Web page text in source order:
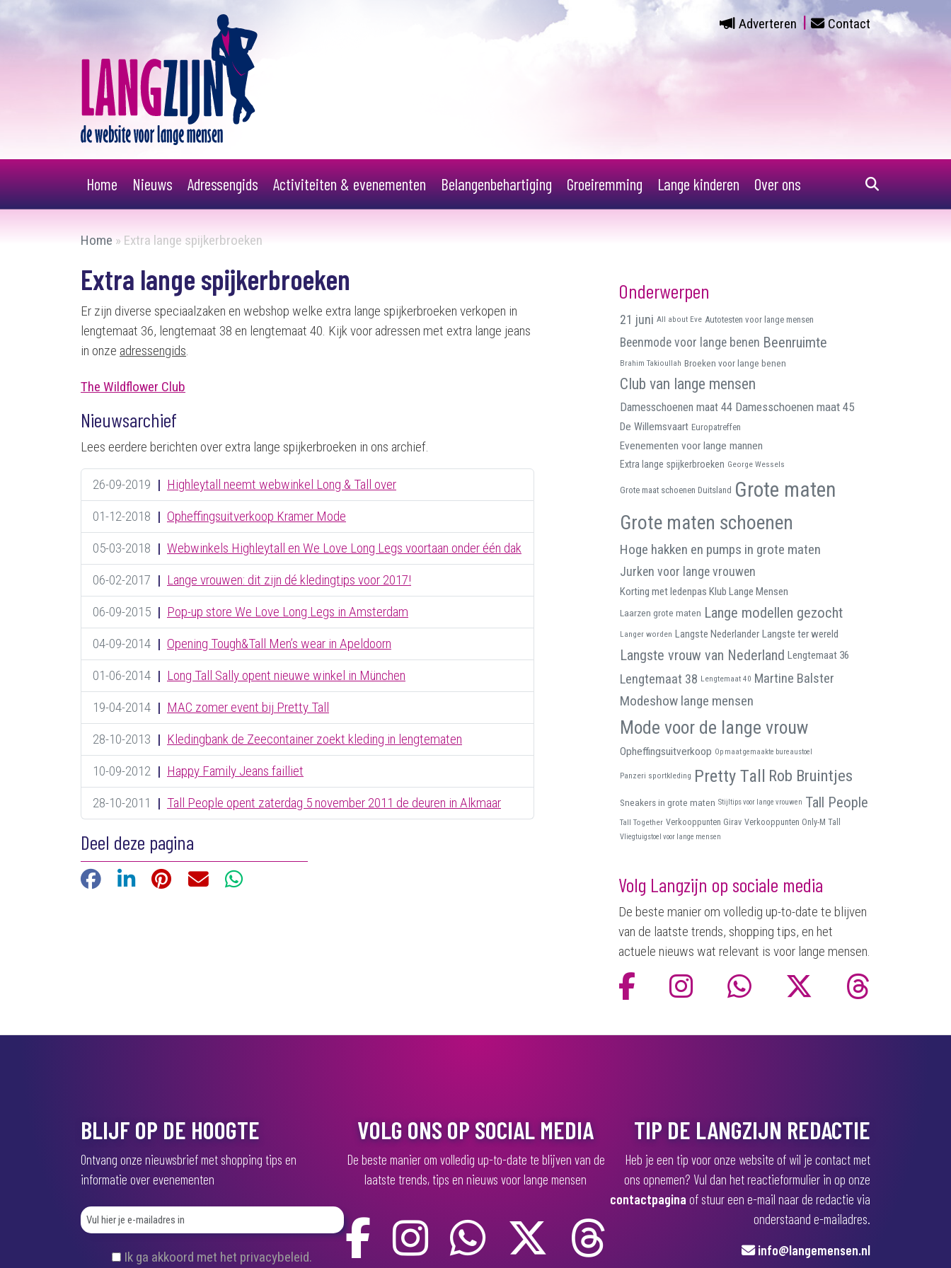
Adverteren Contact
Home Nieuws Adressengids Activiteiten & evenementen Belangenbehartiging Groeiremming Lange kinderen Over ons
Home » Extra lange spijkerbroeken
Extra lange spijkerbroeken
Er zijn diverse speciaalzaken en webshop welke extra lange spijkerbroeken verkopen in
lengtemaat 36, lengtemaat 38 en lengtemaat 40. Kijk voor adressen met extra lange jeans
in onze adressengids.
The Wildflower Club
Nieuwsarchief
Lees eerdere berichten over extra lange spijkerbroeken in ons archief.
26-09-2019 | Highleytall neemt webwinkel Long & Tall over
01-12-2018 | Opheffingsuitverkoop Kramer Mode
05-03-2018 | Webwinkels Highleytall en We Love Long Legs voortaan onder één dak
06-02-2017 | Lange vrouwen: dit zijn dé kledingtips voor 2017!
06-09-2015 | Pop-up store We Love Long Legs in Amsterdam
04-09-2014 | Opening Tough&Tall Men’s wear in Apeldoorn
01-06-2014 | Long Tall Sally opent nieuwe winkel in München
19-04-2014 | MAC zomer event bij Pretty Tall
28-10-2013 | Kledingbank de Zeecontainer zoekt kleding in lengtematen
10-09-2012 | Happy Family Jeans failliet
28-10-2011
| Tall People opent zaterdag 5 november 2011 de deuren in Alkmaar
Deel deze pagina
FacebookLinkedIn Pinterest E-mailWhatsApp
Onderwerpen
21 juni All about Eve Autotesten voor lange mensen
Beenmode voor lange benen Beenruimte
Brahim Takioullah Broeken voor lange benen
Club van lange mensen
Damesschoenen maat 44 Damesschoenen maat 45
De Willemsvaart Europatreffen
Evenementen voor lange mannen
Extra lange spijkerbroeken George Wessels
Grote maat schoenen Duitsland Grote maten
Grote maten schoenen
Hoge hakken en pumps in grote maten
Jurken voor lange vrouwen
Korting met ledenpas Klub Lange Mensen
Laarzen grote maten Lange modellen gezocht
Langer worden Langste Nederlander Langste ter wereld
Langste vrouw van Nederland Lengtemaat 36
Lengtemaat 38 Lengtemaat 40 Martine Balster
Modeshow lange mensen
Mode voor de lange vrouw
Opheffingsuitverkoop Op maat gemaakte bureaustoel
Panzeri sportkleding Pretty Tall Rob Bruintjes
Sneakers in grote maten Stijltips voor lange vrouwen Tall People
Tall Together Verkooppunten Girav Verkooppunten Only-M Tall
Vliegtuigstoel voor lange mensen
Volg Langzijn op sociale media
De beste manier om volledig up-to-date te blijven
van de laatste trends, shopping tips, en het
actuele nieuws wat relevant is voor lange mensen.
BLIJF OP DE HOOGTE
Ontvang onze nieuwsbrief met shopping tips en
informatie over evenementen
(
Ik ga akkoord met het privacybeleid.
VOLG ONS OP SOCIAL MEDIA
De beste manier om volledig up-to-date te blijven van de
laatste trends, tips en nieuws voor lange mensen
TIP DE LANGZIJN REDACTIE
Heb je een tip voor onze website of wil je contact met
ons opnemen? Vul dan het reactieformulier in op onze
contactpagina of stuur een e-mail naar de redactie via
onderstaand e-mailadres.
info@langemensen.nl